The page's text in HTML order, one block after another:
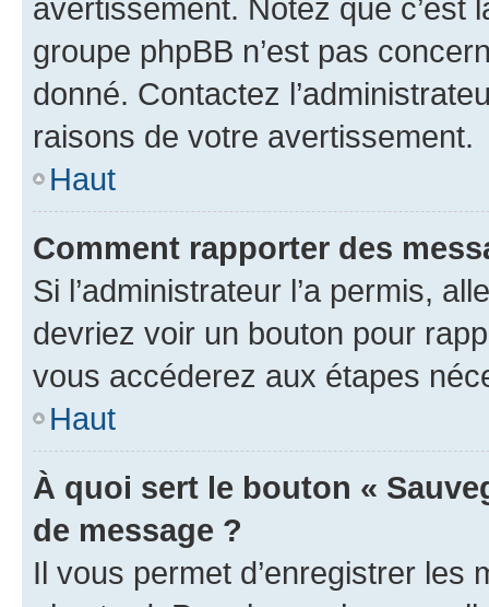
avertissement. Notez que c’est
groupe phpBB n’est pas
donné. Contactez
raisons de votre avertissement.
Haut
Comment rapporter des
Si l’administrateur l’a permis,
devriez voir un bouton pour
vous accéderez aux étapes
Haut
À quoi sert le bouton «
de message ?
Il vous permet d’enregistrer